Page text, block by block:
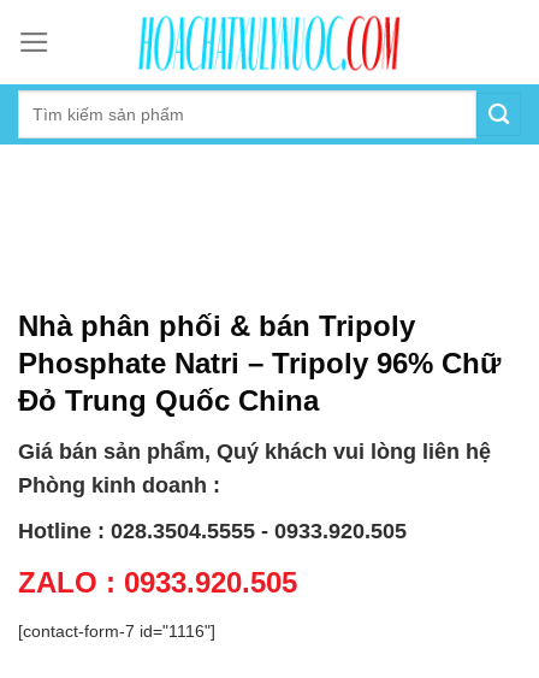
content
Nhà phân phối & bán Tripoly
Phosphate Natri – Tripoly 96% Chữ
Đỏ Trung Quốc China
Giá bán sản phẩm, Quý khách vui lòng liên hệ
Phòng kinh doanh :
Hotline : 028.3504.5555 - 0933.920.505
ZALO : 0933.920.505
[contact-form-7 id="1116"]